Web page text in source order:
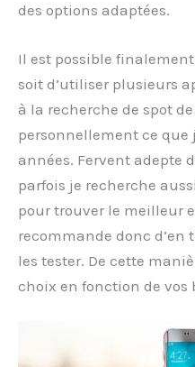
des options adaptées.
Il est possible
soit d’utiliser plusieurs
à la recherche de spot
personnellement ce
années. Fervent adepte
parfois je recherche
pour trouver le meilleur
recommande donc d’en
les tester. De cette
choix en fonction de vos